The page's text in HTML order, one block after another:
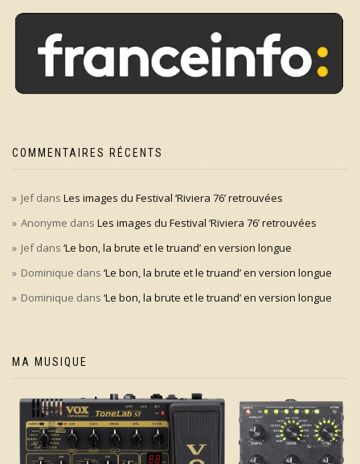
COMMENTAIRES RÉCENTS
Jefdans Les images du Festival ‘Riviera 76’ retrouvées
Anonyme dans Les images du Festival ‘Riviera 76’ retrouvées
Jefdans ‘Le bon, la brute et le truand’ en version longue
Dominique dans ‘Le bon, la brute et le truand’ en version longue
Dominique dans ‘Le bon, la brute et le truand’ en version longue
MA MUSIQUE